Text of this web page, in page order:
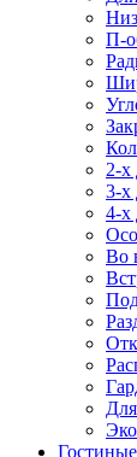
П-
2-х
3-х
4-х
Во
Гостиные